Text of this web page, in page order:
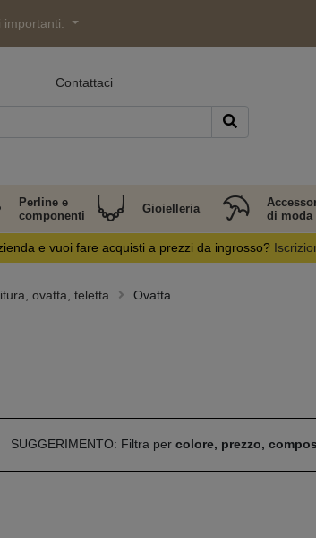
importanti:
Contattaci
Perline e
componenti
Gioielleria
di moda
e vuoi fare acquisti a prezzi da ingrosso?
ovatta, teletta Ovatta
SUGGERIMENTO: Filtra per colore, prezzo,